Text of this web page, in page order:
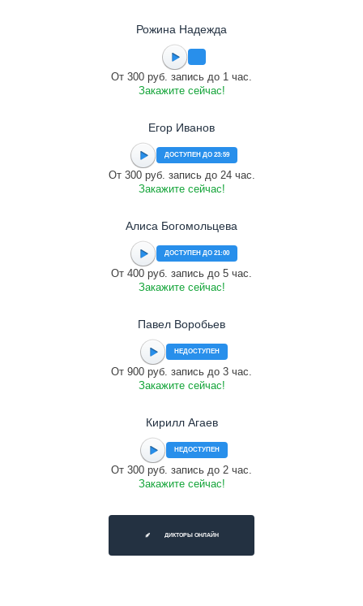
Рожина Надежда
От 300 руб. запись до 1 час.
Закажите сейчас!
Егор Иванов
ДОСТУПЕН ДО 23:59
От 300 руб. запись до 24 час.
Закажите сейчас!
Алиса Богомольцева
ДОСТУПЕН ДО 21:00
От 400 руб. запись до 5 час.
Закажите сейчас!
Павел Воробьев
НЕДОСТУПЕН
От 900 руб. запись до 3 час.
Закажите сейчас!
Кирилл Агаев
НЕДОСТУПЕН
От 300 руб. запись до 2 час.
Закажите сейчас!
ДИКТОРЫ ОНЛАЙН